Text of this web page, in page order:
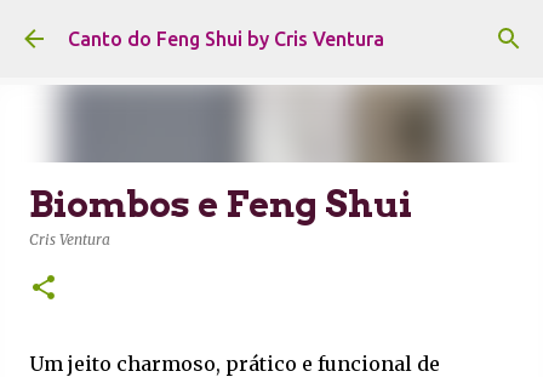
Pular para o conteúdo principal
Canto do Feng Shui by Cris Ventura
Biombos e Feng Shui
Cris Ventura
Um jeito charmoso, prático e funcional de